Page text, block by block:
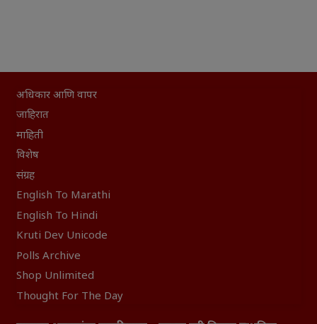
अधिकार आणि वापर
जाहिरात
माहिती
विशेष
संग्रह
English To Marathi
English To Hindi
Kruti Dev Unicode
Polls Archive
Shop Unlimited
Thought For The Day